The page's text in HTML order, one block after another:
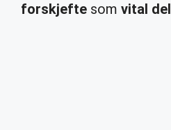
forskjefte somvital del